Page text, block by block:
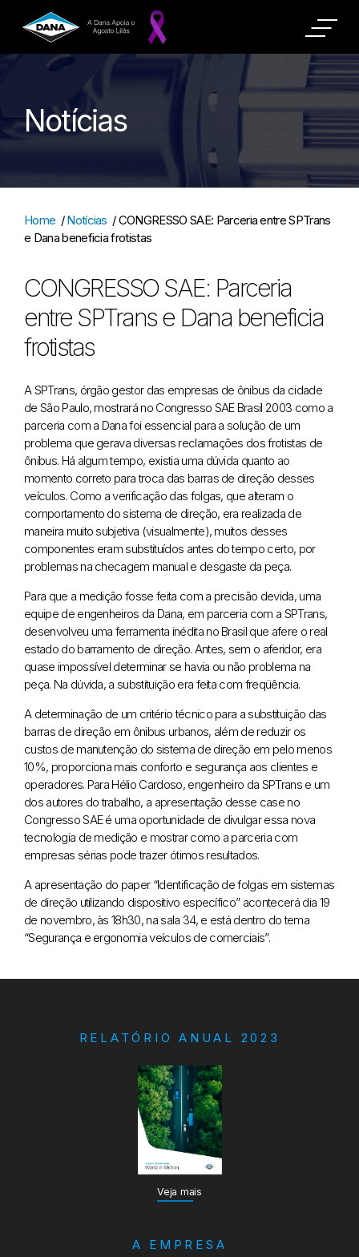
Notícias
Home /Notícias /CONGRESSO SAE: Parceria entre SPTrans
e Dana beneficia frotistas
CONGRESSO SAE: Parceria
entre SPTrans e Dana beneficia
frotistas
A SPTrans, órgão gestor das empresas de ônibus da cidade
de São Paulo, mostrará no Congresso SAE Brasil 2003 como a
parceria com a Dana foi essencial para a solução de um
problema que gerava diversas reclamações dos frotistas de
ônibus. Há algum tempo, existia uma dúvida quanto ao
momento correto para troca das barras de direção desses
veículos. Como a verificação das folgas, que alteram o
comportamento do sistema de direção, era realizada de
maneira muito subjetiva (visualmente), muitos desses
componentes eram substituídos antes do tempo certo, por
problemas na checagem manual e desgaste da peça.
Para que a medição fosse feita com a precisão devida, uma
equipe de engenheiros da Dana, em parceria com a SPTrans,
desenvolveu uma ferramenta inédita no Brasil que afere o real
estado do barramento de direção. Antes, sem o aferidor, era
quase impossível determinar se havia ou não problema na
peça. Na dúvida, a substituição era feita com freqüência.
A determinação de um critério técnico para a substituição das
barras de direção em ônibus urbanos, além de reduzir os
custos de manutenção do sistema de direção em pelo menos
10%, proporciona mais conforto e segurança aos clientes e
operadores. Para Hélio Cardoso, engenheiro da SPTrans e um
dos autores do trabalho, a apresentação desse case no
Congresso SAE é uma oportunidade de divulgar essa nova
tecnologia de medição e mostrar como a parceria com
empresas sérias pode trazer ótimos resultados.
A apresentação do paper “Identificação de folgas em sistemas
de direção utilizando dispositivo específico” acontecerá dia 19
de novembro, às 18h30, na sala 34, e está dentro do tema
“Segurança e ergonomia veículos de comerciais”.
RELATÓRIO ANUAL 2023
Veja mais
A EMPRESA